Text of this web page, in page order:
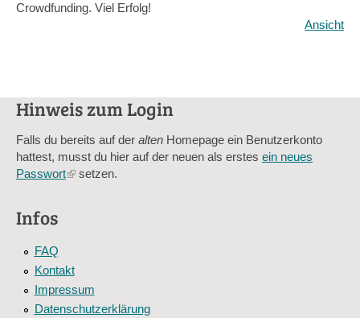
Crowdfunding. Viel Erfolg!
Ansicht
Hinweis zum Login
Falls du bereits auf der alten Homepage ein Benutzerkonto
hattest, musst du hier auf der neuen als erstes ein neues
Passwort(linksetzen.
Infos
FAQ
Kontakt
Impressum
Datenschutzerklärung